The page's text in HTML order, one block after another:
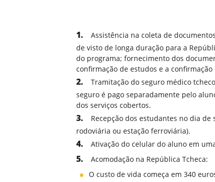
Assistência na coleta de
de visto de longa duração para a
do programa; fornecimento dos
confirmação de estudos e a confirmação
Tramitação do seguro médico
seguro é pago separadamente pelo
dos serviços cobertos.
Recepção dos estudantes no dia de
rodoviária ou estação ferroviária).
Ativação do celular do aluno em
Acomodação na República Tcheca:
O custo de vida começa em 340